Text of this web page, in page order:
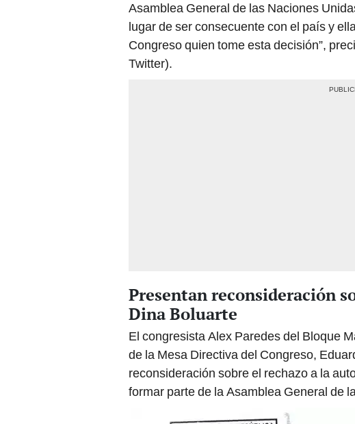
Asamblea General de las Naciones
lugar de ser consecuente con el país y
Congreso quien tome esta decisión”,
Twitter).
Presentan reconsideración
Dina Boluarte
El congresista Alex Paredes del Bloque
de la Mesa Directiva del Congreso,
reconsideración sobre el rechazo a la
formar parte de la Asamblea General de